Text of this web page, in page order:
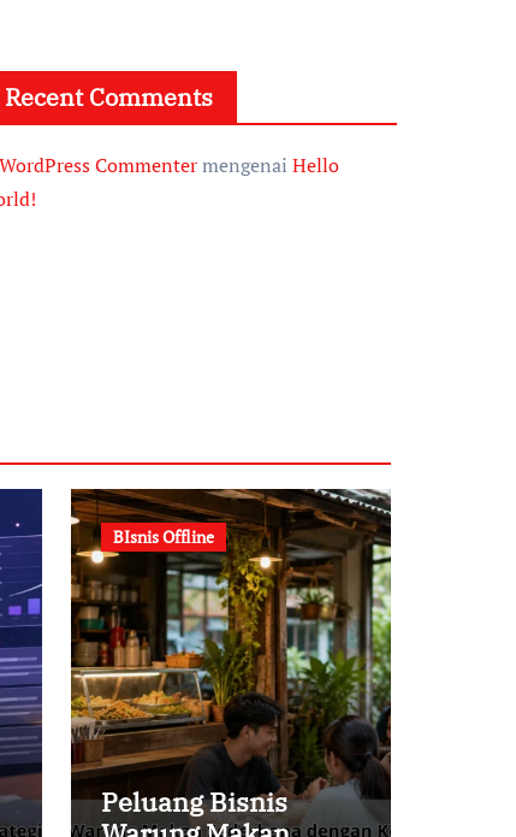
Recent Comments
Commentermengenai Hello
BIsnis Offline
Peluang Bisnis